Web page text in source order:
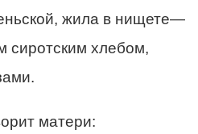
жила в нищете—
сиротским хлебом,
матери: